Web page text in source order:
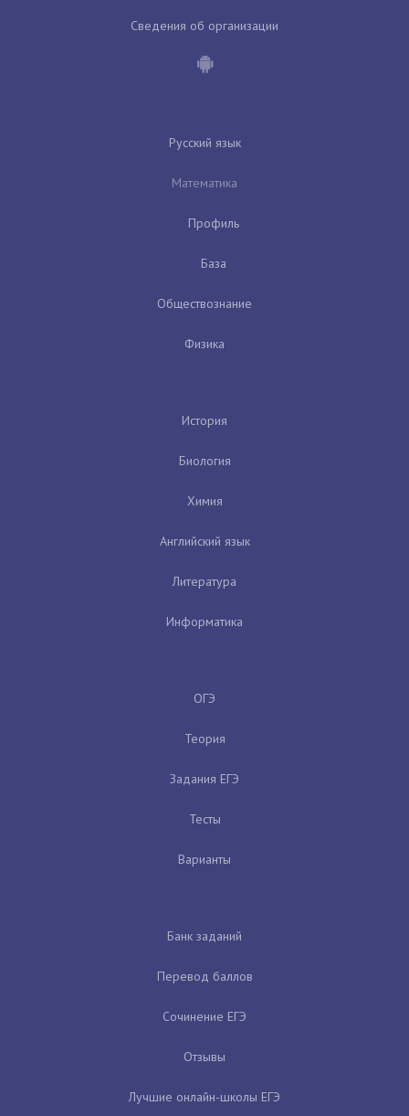
Сведения об организации
Русский язык
Математика
Профиль
База
Обществознание
Физика
История
Биология
Химия
Английский язык
Литература
Информатика
ОГЭ
Теория
Задания ЕГЭ
Тесты
Варианты
Банк заданий
Перевод баллов
Сочинение ЕГЭ
Отзывы
Лучшие онлайн-школы ЕГЭ